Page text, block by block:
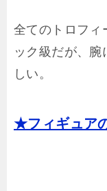
全てのトロフ
ック級だが、
しい。
★フィギュア